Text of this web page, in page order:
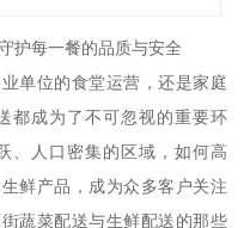
护每一餐的品质与安全
单位的食堂运营，还是家庭
都成为了不可忽视的重要环
、人口密集的区域，如何高
鲜产品，成为众多客户关注
蔬菜配送与生鲜配送的那些